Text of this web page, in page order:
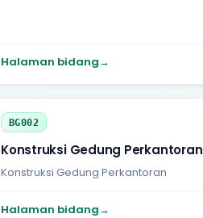
Halaman bidang→
BG002
Konstruksi Gedung Perkantoran
Konstruksi Gedung Perkantoran
Halaman bidang→